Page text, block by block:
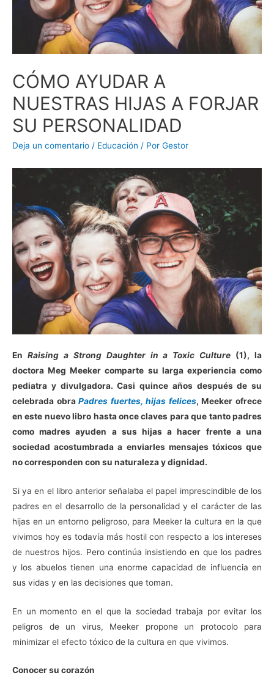
CÓMO AYUDAR A
NUESTRAS HIJAS A FORJAR
SU PERSONALIDAD
Deja un comentario / Educación / Por Gestor
En Raising a Strong Daughter in a Toxic Culture (1), la
doctora Meg Meeker comparte su larga experiencia como
pediatra y divulgadora. Casi quince años después de su
celebrada obraPadres fuertes, hijas felices, Meeker ofrece
en este nuevo libro hasta once claves para que tanto padres
como madres ayuden a sus hijas a hacer frente a una
sociedad acostumbrada a enviarles mensajes tóxicos que
no corresponden con su naturaleza y dignidad.
Si ya en el libro anterior señalaba el papel imprescindible de los
padres en el desarrollo de la personalidad y el carácter de las
hijas en un entorno peligroso, para Meeker la cultura en la que
vivimos hoy es todavía más hostil con respecto a los intereses
de nuestros hijos. Pero continúa insistiendo en que los padres
y los abuelos tienen una enorme capacidad de influencia en
sus vidas y en las decisiones que toman.
En un momento en el que la sociedad trabaja por evitar los
peligros de un virus, Meeker propone un protocolo para
minimizar el efecto tóxico de la cultura en que vivimos.
Conocer su corazón